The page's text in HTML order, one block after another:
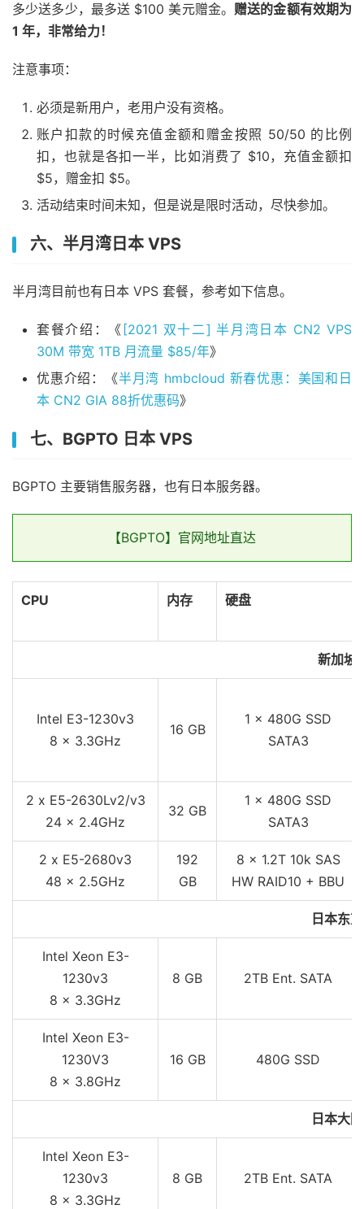
多少送多少，最多送 $100 美元赠金。 赠送的金额有效期为
1 年，非常给力！
注意事项：
必须是新用户，老用户没有资格。
账户扣款的时候充值金额和赠金按照 50/50 的比例
扣，也就是各扣一半，比如消费了 $10，充值金额扣
$5，赠金扣 $5。
活动结束时间未知，但是说是限时活动，尽快参加。
六、半月湾日本 VPS
半月湾目前也有日本 VPS 套餐，参考如下信息。
套餐介绍：《[2021 双十二] 半月湾日本 CN2 VPS
30M 带宽 1TB 月流量 $85/年》
优惠介绍：《半月湾 hmbcloud 新春优惠：美国和日
本 CN2 GIA 88折优惠码》
七、BGPTO 日本 VPS
BGPTO 主要销售服务器，也有日本服务器。
【BGPTO】官网地址直达
CPU 内存 硬盘
新加坡
Intel E3-1230v3
8 x 3.3GHz
16 GB
1 x 480G SSD
SATA3
2 x E5-2630Lv2/v3
24 x 2.4GHz
32 GB
1 x 480G SSD
SATA3
2 x E5-2680v3
48 x 2.5GHz
192
GB
8 x 1.2T 10k SAS
HW RAID10 + BBU
日本东京
Intel Xeon E3-
1230v3
8 x 3.3GHz
8 GB 2TB Ent. SATA
Intel Xeon E3-
1230V3
8 x 3.8GHz
16 GB 480G SSD
日本大阪
Intel Xeon E3-
1230v3
8 x 3.3GHz
8 GB 2TB Ent. SATA